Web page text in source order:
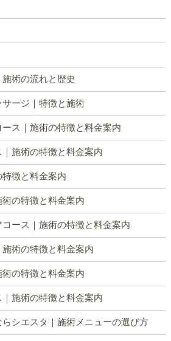
術の流れと歴史
ージ｜特徴と施術
ス｜施術の特徴と料金案内
施術の特徴と料金案内
徴と料金案内
の特徴と料金案内
ース｜施術の特徴と料金案内
術の特徴と料金案内
の特徴と料金案内
施術の特徴と料金案内
シエスタ｜施術メニューの選び方